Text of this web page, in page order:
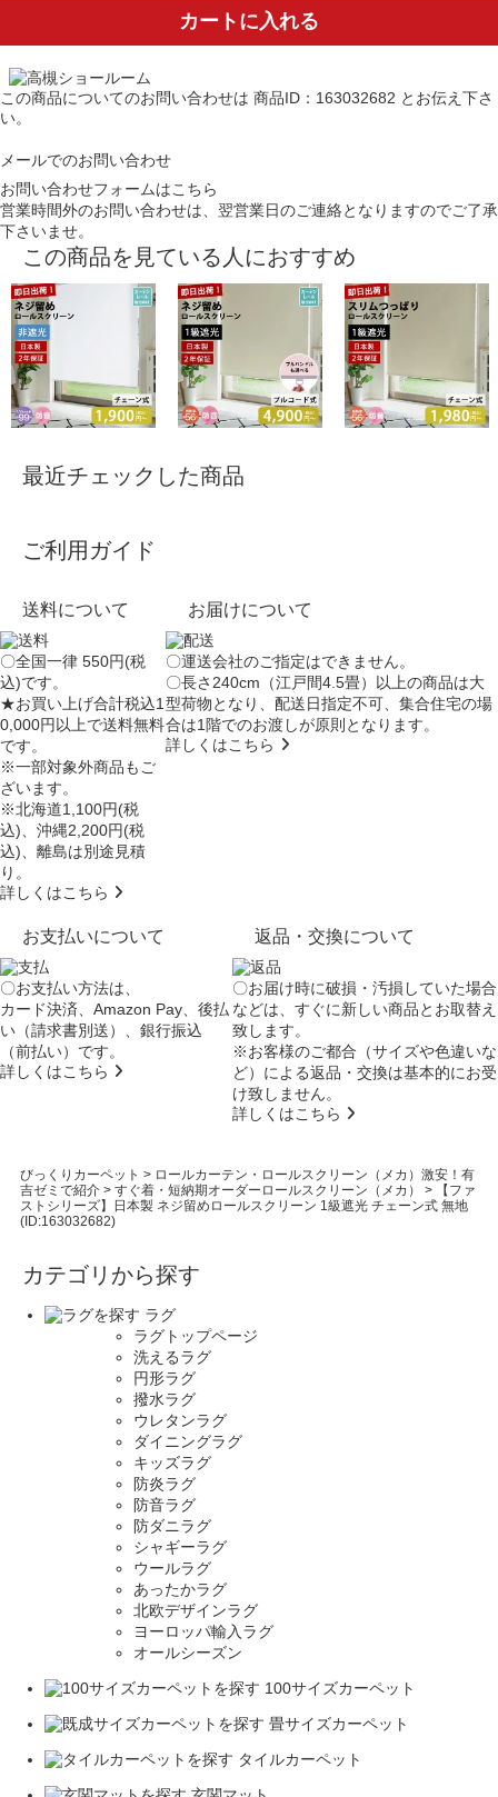
カートに入れる
この商品についてのお問い合わせは 商品ID：163032682 とお伝え下さ
い。
メールでのお問い合わせ
お問い合わせフォームはこちら
営業時間外のお問い合わせは、翌営業日のご連絡となりますのでご了承
下さいませ。
この商品を見ている人におすすめ
最近チェックした商品
ご利用ガイド
送料について
〇全国一律 550円(税
込)です。
★お買い上げ合計税込1
0,000円以上で送料無料
です。
※一部対象外商品もご
ざいます。
※北海道1,100円(税
込)、沖縄2,200円(税
込)、離島は別途見積
り。
詳しくはこちら
お届けについて
〇運送会社のご指定はできません。
〇長さ240cm（江戸間4.5畳）以上の商品は大
型荷物となり、配送日指定不可 、集合住宅の場
合は1階でのお渡しが原則となります。
詳しくはこちら
お支払いについて
〇お支払い方法は、
カード決済、Amazon Pay、後払
い（請求書別送）、銀行振込
（前払い）です。
詳しくはこちら
返品・交換について
〇お届け時に破損・汚損していた場合
などは、すぐに新しい商品とお取替え
致します。
※お客様のご都合（サイズや色違いな
ど）による返品・交換は基本的にお受
け致しません。
詳しくはこちら
びっくりカーペット > ロールカーテン・ロールスクリーン（メカ）激安！有
吉ゼミで紹介> すぐ着・短納期オーダーロールスクリーン（メカ） >
【ファ
ストシリーズ】日本製 ネジ留めロールスクリーン 1級遮光 チェーン式 無地
(ID:163032682)
カテゴリから探す
ラグ
ラグトップページ
洗えるラグ
円形ラグ
撥水ラグ
ウレタンラグ
ダイニングラグ
キッズラグ
防炎ラグ
防音ラグ
防ダニラグ
シャギーラグ
ウールラグ
あったかラグ
北欧デザインラグ
ヨーロッパ輸入ラグ
オールシーズン
100サイズカーペット
畳サイズカーペット
タイルカーペット